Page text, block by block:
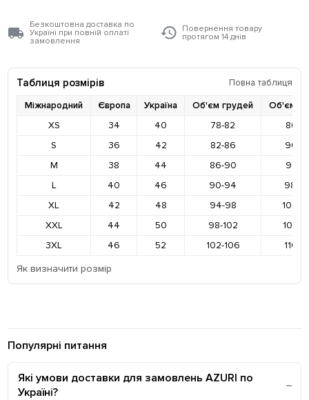
Безкоштовна доставка по
Україні при повній оплаті
замовлення
Повернення товару
протягом 14 днів
Таблиця розмірів
Повна таблиця
Міжнародний
Європа Україна Об'єм грудей
Об'єм
XS
34 40 78-82
86-
S
36 42 82-86
90-
M
38 44 86-90
94-
L
40 46 90-94
98-
XL
42 48 94-98
102-
XXL
44 50 98-102
106-
3XL
46 52 102-106
110-
Як визначити розмір
Популярні питання
Які умови доставки для замовлень AZURI по
Україні?